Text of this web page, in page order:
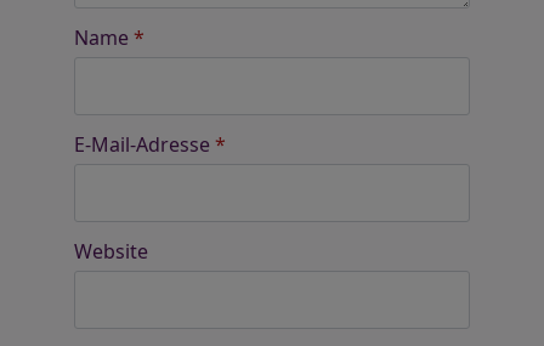
Name *
E-Mail-Adresse *
Website